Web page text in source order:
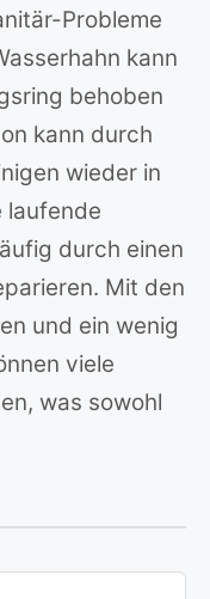
Probleme
kann
behoben
kann durch
wieder in
laufende
durch einen
Mit den
und ein wenig
viele
was sowohl